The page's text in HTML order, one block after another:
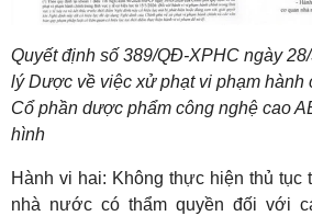
Quyết định số 389/QĐ-XPHC ngày
lý Dược về việc xử phạt vi phạm hành
Cổ phần dược phẩm công nghệ cao
hình
Hành vi hai: Không thực hiện thủ tục
nhà nước có thẩm quyền đối với